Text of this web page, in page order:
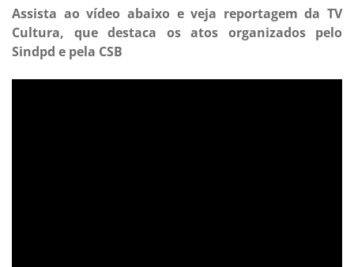
Assista ao vídeo abaixo e veja reportagem da TV
Cultura, que destaca os atos organizados pelo
Sindpd e pela CSB